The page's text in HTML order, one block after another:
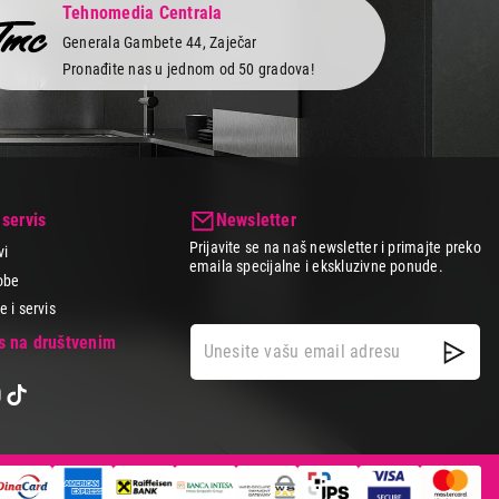
Tehnomedia Centrala
Generala Gambete 44, Zaječar
Pronađite nas u jednom od 50 gradova!
i servis
na društvenim
Newsletter
Prijavite se na naš newsletter i primajte preko
emaila specijalne i ekskluzivne ponude.